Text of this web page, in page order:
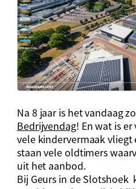
Na 8 jaar is het vandaag
Bedrijvendag! En wat is
vele kindervermaak
staan vele oldtimers
uit het aanbod.
Bij Geurs in de Slotshoek